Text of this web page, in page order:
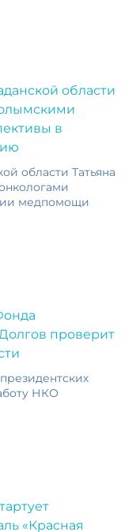
области Татьяна
медпомощи
НКО